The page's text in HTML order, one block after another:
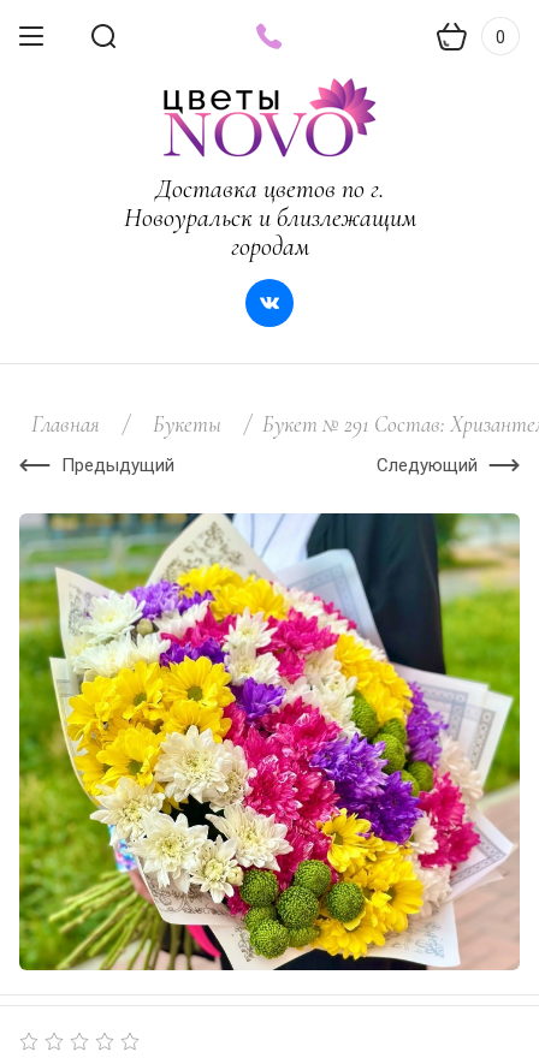
0
Доставка цветов по г.
Новоуральск и близлежащим
городам
Главная / Букеты / Букет № 291 Состав:
Предыдущий Следующий